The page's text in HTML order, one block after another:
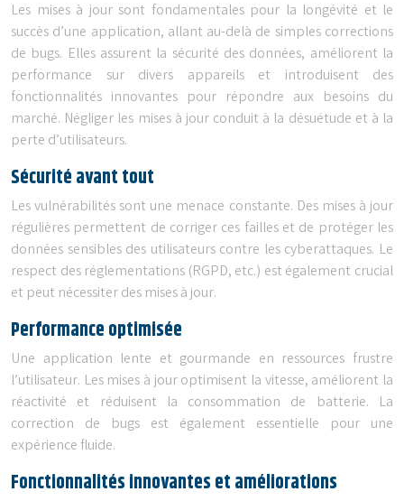
Les mises à jour sont fondamentales pour la longévité et le
succès d’une application, allant au-delà de simples corrections
de bugs. Elles assurent la sécurité des données, améliorent la
performance sur divers appareils et introduisent des
fonctionnalités innovantes pour répondre aux besoins du
marché. Négliger les mises à jour conduit à la désuétude et à la
perte d’utilisateurs.
Sécurité avant tout
Les vulnérabilités sont une menace constante. Des mises à jour
régulières permettent de corriger ces failles et de protéger les
données sensibles des utilisateurs contre les cyberattaques. Le
respect des réglementations (RGPD, etc.) est également crucial
et peut nécessiter des mises à jour.
Performance optimisée
Une application lente et gourmande en ressources frustre
l’utilisateur. Les mises à jour optimisent la vitesse, améliorent la
réactivité et réduisent la consommation de batterie. La
correction de bugs est également essentielle pour une
expérience fluide.
Fonctionnalités innovantes et améliorations